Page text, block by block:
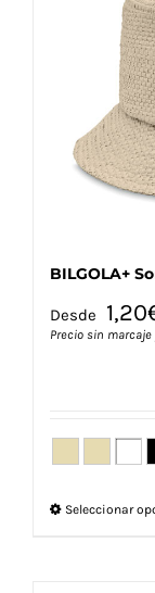
WooCommerce
BILGOLA+
Desde 1,20
Precio sin marcaje
Seleccionar